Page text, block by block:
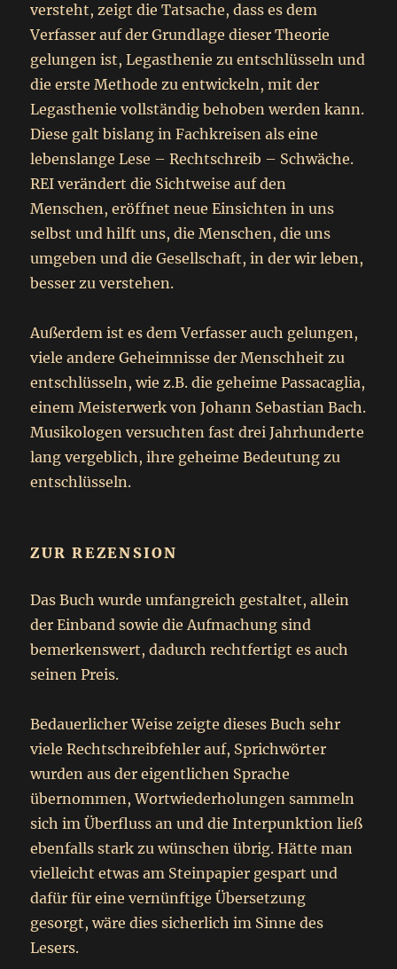
versteht, zeigt die Tatsache, dass es dem
Verfasser auf der Grundlage dieser Theorie
gelungen ist, Legasthenie zu entschlüsseln und
die erste Methode zu entwickeln, mit der
Legasthenie vollständig behoben werden kann.
Diese galt bislang in Fachkreisen als eine
lebenslange Lese – Rechtschreib – Schwäche.
REI verändert die Sichtweise auf den
Menschen, eröffnet neue Einsichten in uns
selbst und hilft uns, die Menschen, die uns
umgeben und die Gesellschaft, in der wir leben,
besser zu verstehen.
Außerdem ist es dem Verfasser auch gelungen,
viele andere Geheimnisse der Menschheit zu
entschlüsseln, wie z.B. die geheime Passacaglia,
einem Meisterwerk von Johann Sebastian Bach.
Musikologen versuchten fast drei Jahrhunderte
lang vergeblich, ihre geheime Bedeutung zu
entschlüsseln.
ZUR REZENSION
Das Buch wurde umfangreich gestaltet, allein
der Einband sowie die Aufmachung sind
bemerkenswert, dadurch rechtfertigt es auch
seinen Preis.
Bedauerlicher Weise zeigte dieses Buch sehr
viele Rechtschreibfehler auf, Sprichwörter
wurden aus der eigentlichen Sprache
übernommen, Wortwiederholungen sammeln
sich im Überfluss an und die Interpunktion ließ
ebenfalls stark zu wünschen übrig. Hätte man
vielleicht etwas am Steinpapier gespart und
dafür für eine vernünftige Übersetzung
gesorgt, wäre dies sicherlich im Sinne des
Lesers.